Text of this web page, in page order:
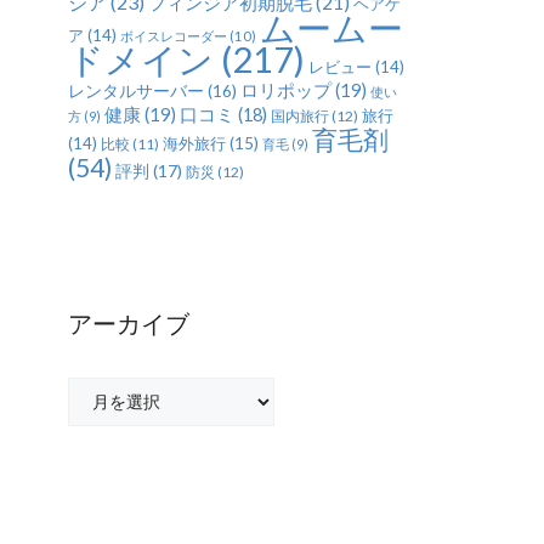
ヘアケ
ア (14) ボイスレコーダー (10) ムームー
ドメイン (217) レビュー (14)
レンタルサーバー (16) ロリポップ(19) 使い
方 (9) 健康(19) 口コミ (18) 国内旅行(12) 旅行
(14) 比較 (11) 海外旅行(15) 育毛 (9) 育毛剤
(54) 評判 (17) 防災 (12)
アーカイブ